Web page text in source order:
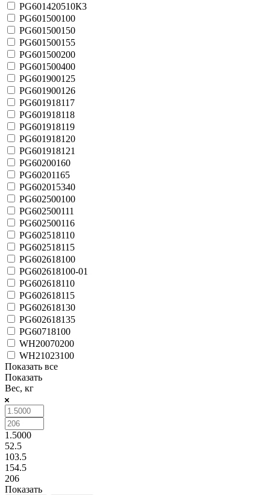
PG601420510К3
PG601500100
PG601500150
PG601500155
PG601500200
PG601500400
PG601900125
PG601900126
PG601918117
PG601918118
PG601918119
PG601918120
PG601918121
PG60200160
PG60201165
PG602015340
PG602500100
PG602500111
PG602500116
PG602518110
PG602518115
PG602618100
PG602618100-01
PG602618110
PG602618115
PG602618130
PG602618135
PG60718100
WH20070200
WH21023100
Показать все
Показать
Вес, кг
1.5000
52.5
103.5
154.5
206
Показать